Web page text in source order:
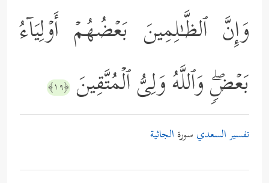
وَإِنَّ ٱلظَّـٰلِمِینَ بَعۡضُهُمۡ أَوۡلِیَاۤءُ
بَعۡضࣲۖ وَٱللَّهُ وَلِیُّ ٱلۡمُتَّقِینَ ﴿١٩﴾
تفسير السعدي سورة الجاثية